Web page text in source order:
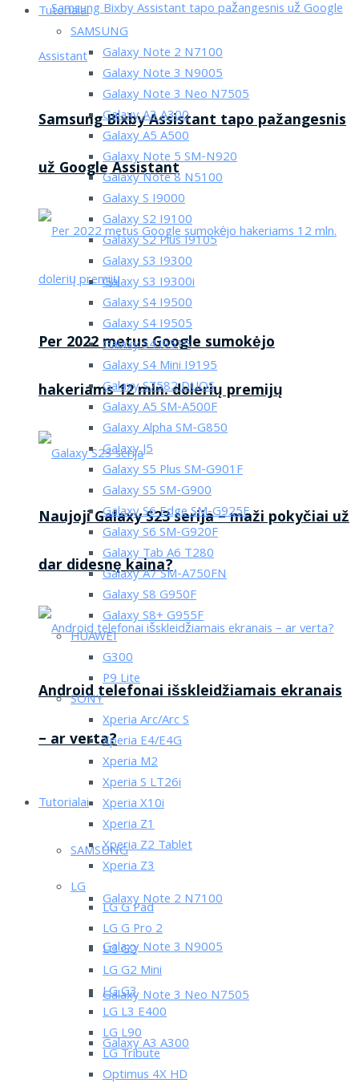
Samsung Bixby Assistant tapo pažangesnis
už Google Assistant
Per 2022 metus Google sumokėjo
hakeriams 12 mln. dolerių premijų
Naujoji Galaxy S23 serija – maži pokyčiai už
dar didesnę kaina?
Android telefonai išskleidžiamais ekranais
– ar verta?
Tutorialai
SAMSUNG
Galaxy Note 2 N7100
Galaxy Note 3 N9005
Galaxy Note 3 Neo N7505
Galaxy A3 A300
Tutorialai
SAMSUNG
Galaxy Note 2 N7100
Galaxy Note 3 N9005
Galaxy Note 3 Neo N7505
Galaxy A3 A300
Galaxy A5 A500
Galaxy Note 5 SM-N920
Galaxy Note 8 N5100
Galaxy S I9000
Galaxy S2 I9100
Galaxy S2 Plus I9105
Galaxy S3 I9300
Galaxy S3 I9300i
Galaxy S4 I9500
Galaxy S4 I9505
Galaxy S4 i9515
Galaxy S4 Mini I9195
Galaxy S7582 DUOS
Galaxy A5 SM-A500F
Galaxy Alpha SM-G850
Galaxy J5
Galaxy S5 Plus SM-G901F
Galaxy S5 SM-G900
Galaxy S6 Edge SM-G925F
Galaxy S6 SM-G920F
Galaxy Tab A6 T280
Galaxy A7 SM-A750FN
Galaxy S8 G950F
Galaxy S8+ G955F
HUAWEI
G300
P9 Lite
SONY
Xperia Arc/Arc S
Xperia E4/E4G
Xperia M2
Xperia S LT26i
Xperia X10i
Xperia Z1
Xperia Z2 Tablet
Xperia Z3
LG
LG G Pad
LG G Pro 2
LG G2
LG G2 Mini
LG G3
LG L3 E400
LG L90
LG Tribute
Optimus 4X HD